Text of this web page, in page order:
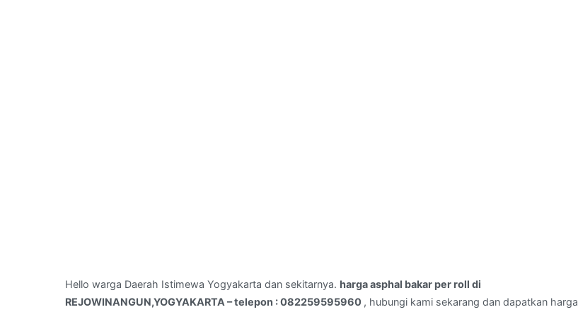
Hello warga Daerah Istimewa Yogyakarta dan sekitarnya. harga asphal bakar per roll di
REJOWINANGUN,YOGYAKARTA – telepon : 082259595960 , hubungi kami sekarang dan dapatkan harga